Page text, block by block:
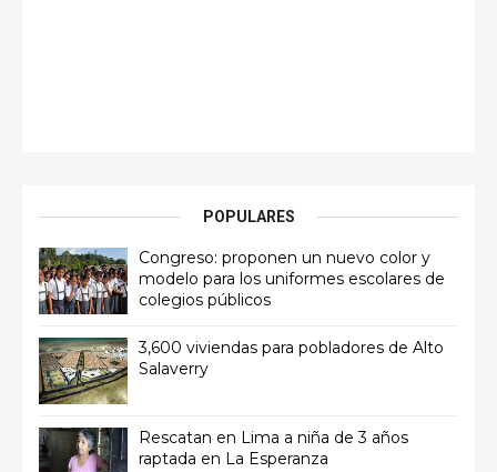
POPULARES
Congreso: proponen un nuevo color y
modelo para los uniformes escolares de
colegios públicos
3,600 viviendas para pobladores de Alto
Salaverry
Rescatan en Lima a niña de 3 años
raptada en La Esperanza